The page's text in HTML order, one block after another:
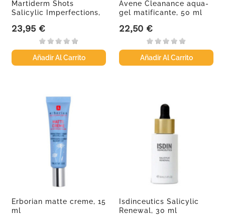
Martiderm Shots
Salicylic Imperfections,
Precio
23,95 €
Añadir Al Carrito
Avene Cleanance aqua-
gel matificante, 50 ml
Precio
22,50 €
Añadir Al Carrito
Erborian matte creme, 15
ml
Isdinceutics Salicylic
Renewal, 30 ml